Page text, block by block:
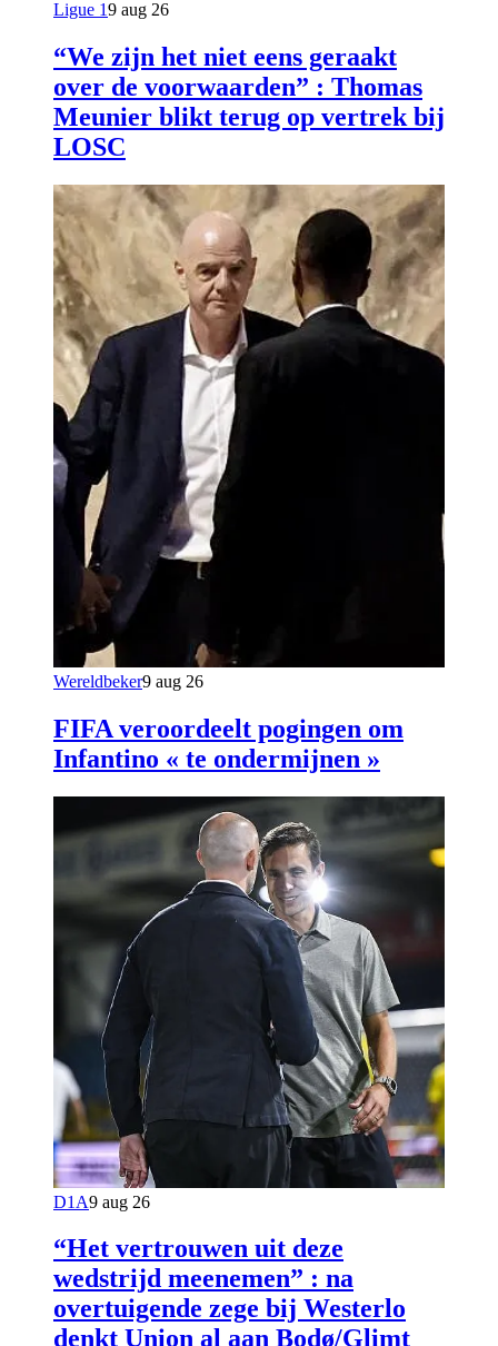
Ligue 19 aug 26
“We zijn het niet eens geraakt
over de voorwaarden” : Thomas
Meunier blikt terug op vertrek bij
LOSC
Wereldbeker9 aug 26
FIFA veroordeelt pogingen om
Infantino « te ondermijnen »
D1A9 aug 26
“Het vertrouwen uit deze
wedstrijd meenemen” : na
overtuigende zege bij Westerlo
denkt Union al aan Bodø/Glimt